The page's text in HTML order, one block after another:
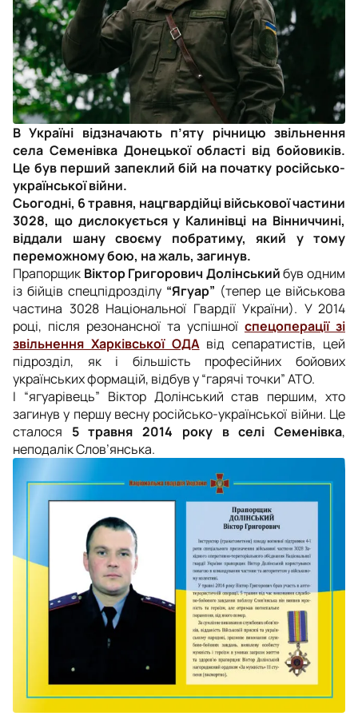
В Україні відзначають п’яту річницю звільнення
села Семенівка Донецької області від бойовиків.
Це був перший запеклий бій на початку російсько-
української війни.
Сьогодні, 6 травня, нацгвардійці військової частини
3028, що дислокується у Калинівці на Вінниччині,
віддали шану своєму побратиму, який у тому
переможному бою, на жаль, загинув.
Прапорщик Віктор Григорович Долінськийбув одним
із бійців спецпідрозділу “Ягуар” (тепер це військова
частина 3028 Національної Гвардії України). У 2014
році, після резонансної та успішної спецоперації зі
звільнення Харківської ОДАвід сепаратистів, цей
підрозділ, як і більшість професійних бойових
українських формацій, відбув у “гарячі точки” АТО.
І “ягуарівець” Віктор Долінський став першим, хто
загинув у першу весну російсько-української війни. Це
сталося 5 травня 2014 року в селі Семенівка,
неподалік Слов’янська.